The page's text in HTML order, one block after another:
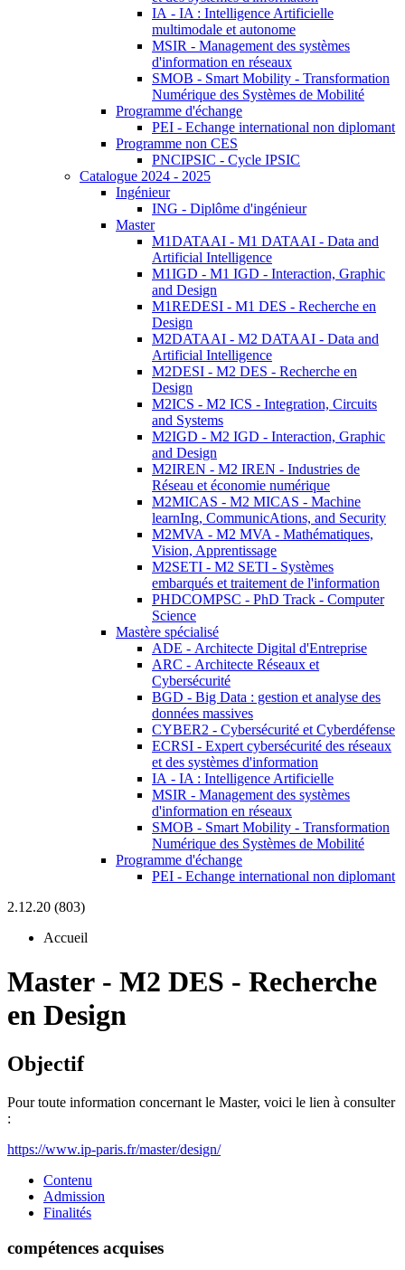
IA - IA : Intelligence Artificielle
multimodale et autonome
MSIR - Management des systèmes
d'information en réseaux
SMOB - Smart Mobility - Transformation
Numérique des Systèmes de Mobilité
Programme d'échange
PEI - Echange international non diplomant
Programme non CES
PNCIPSIC - Cycle IPSIC
Catalogue 2024 - 2025
Ingénieur
ING - Diplôme d'ingénieur
Master
M1DATAAI - M1 DATAAI - Data and
Artificial Intelligence
M1IGD - M1 IGD - Interaction, Graphic
and Design
M1REDESI - M1 DES - Recherche en
Design
M2DATAAI - M2 DATAAI - Data and
Artificial Intelligence
M2DESI - M2 DES - Recherche en
Design
M2ICS - M2 ICS - Integration, Circuits
and Systems
M2IGD - M2 IGD - Interaction, Graphic
and Design
M2IREN - M2 IREN - Industries de
Réseau et économie numérique
M2MICAS - M2 MICAS - Machine
learnIng, CommunicAtions, and Security
M2MVA - M2 MVA - Mathématiques,
Vision, Apprentissage
M2SETI - M2 SETI - Systèmes
embarqués et traitement de l'information
PHDCOMPSC - PhD Track - Computer
Science
Mastère spécialisé
ADE - Architecte Digital d'Entreprise
ARC - Architecte Réseaux et
Cybersécurité
BGD - Big Data : gestion et analyse des
données massives
CYBER2 - Cybersécurité et Cyberdéfense
ECRSI - Expert cybersécurité des réseaux
et des systèmes d'information
IA - IA : Intelligence Artificielle
MSIR - Management des systèmes
d'information en réseaux
SMOB - Smart Mobility - Transformation
Numérique des Systèmes de Mobilité
Programme d'échange
PEI - Echange international non diplomant
2.12.20 (803)
Accueil
Master - M2 DES - Recherche
en Design
Objectif
Pour toute information concernant le Master, voici le lien à consulter
:
https://www.ip-paris.fr/master/design/
Contenu
Admission
Finalités
compétences acquises